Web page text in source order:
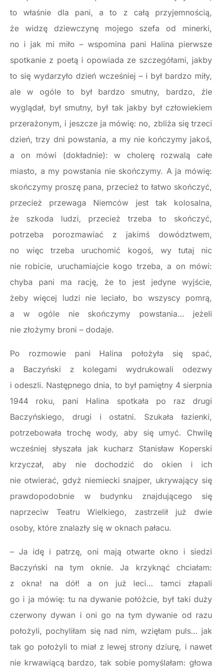
to właśnie dla pani, a to z całą przyjemnością,
że widzę dziewczynę mojego szefa od minerki,
no i jak mi miło – wspomina pani Halina pierwsze
spotkanie z poetą i opowiada ze szczegółami, jakby
to się wydarzyło dzień wcześniej – i był bardzo miły,
ale w ogóle to był bardzo smutny, bardzo, źle
wyglądał, był smutny, był tak jakby był człowiekiem
przerażonym, i jeszcze ja mówię: no, zbliża się trzeci
dzień, trzy dni powstania, a my nie kończymy jakoś,
a on mówi (dokładnie): w cholerę rozwalą całe
miasto, a my powstania nie skończymy. A ja mówię:
skończymy proszę pana, przecież to łatwo skończyć,
przecież przewaga Niemców jest tak kolosalna,
że szkoda ludzi, przecież trzeba to skończyć,
potrzeba porozmawiać z jakimś dowództwem,
no więc trzeba uruchomić kogoś, wy tutaj nic
nie robicie, uruchamiajcie kogo trzeba, a on mówi:
chyba pani ma rację, że to jest jedyne wyjście,
żeby więcej ludzi nie leciało, bo wszyscy pomrą,
a w ogóle nie skończymy powstania… jeżeli
nie złożymy broni – dodaje.
Po rozmowie pani Halina położyła się spać,
a Baczyński z kolegami wydrukowali odezwy
i odeszli. Następnego dnia, to był pamiętny 4 sierpnia
1944 roku, pani Halina spotkała po raz drugi
Baczyńskiego, drugi i ostatni. Szukała łazienki,
potrzebowała trochę wody, aby się umyć. Chwilę
wcześniej słyszała jak kucharz Stanisław Koperski
krzyczał, aby nie dochodzić do okien i ich
nie otwierać, gdyż niemiecki snajper, ukrywający się
prawdopodobnie w budynku znajdującego się
naprzeciw Teatru Wielkiego, zastrzelił już dwie
osoby, które znalazły się w oknach pałacu.
– Ja idę i patrzę, oni mają otwarte okno i siedzi
Baczyński na tym oknie. Ja krzyknąć chciałam:
z okna! na dół! a on już leci… tamci złapali
go i ja mówię: tu na dywanie połóżcie, był taki duży
czerwony dywan i oni go na tym dywanie od razu
położyli, pochyliłam się nad nim, wzięłam puls… jak
tak go położyli to miał z lewej strony dziurę, i nawet
nie krwawiącą bardzo, tak sobie pomyślałam: głowa